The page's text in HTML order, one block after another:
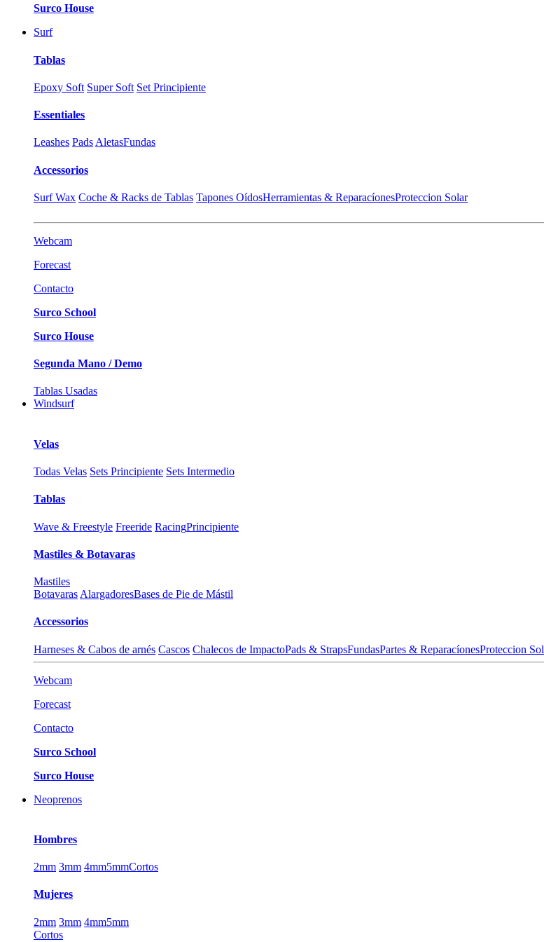
Surco House
Surf
Tablas
Epoxy Soft Super Soft Set Principiente
Essentiales
Leashes Pads AletasFundas
Accessorios
Surf Wax Coche & Racks de Tablas Tapones OídosHerramientas & ReparacíonesProteccion Solar
Webcam
Forecast
Contacto
Surco School
Surco House
Segunda Mano / Demo
Tablas Usadas
Windsurf
Velas
Todas Velas Sets Principiente Sets Intermedio
Tablas
Wave & Freestyle Freeride RacingPrincipiente
Mastiles & Botavaras
Mastiles
Botavaras AlargadoresBases de Pie de Mástil
Accessorios
Harneses & Cabos de arnés Cascos Chalecos de ImpactoPads & StrapsFundasPartes & ReparacíonesProteccion
Webcam
Forecast
Contacto
Surco School
Surco House
Neoprenos
Hombres
2mm 3mm 4mm5mmCortos
Mujeres
2mm 3mm 4mm5mm
Cortos